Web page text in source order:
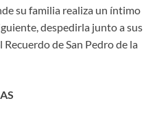
su familia realiza un íntimo
despedirla junto a sus
de San Pedro de la